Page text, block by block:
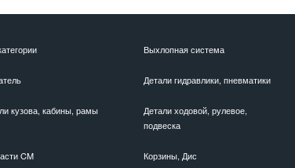
Выхлопная система
Детали гидравлики, пневматики
кузова, кабины, рамы
Детали ходовой, рулевое,
подвеска
CM Корзины, Дис